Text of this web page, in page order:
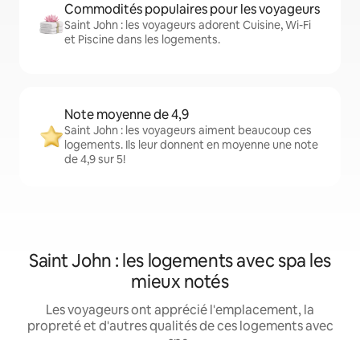
Commodités populaires pour les voyageurs
Saint John : les voyageurs adorent Cuisine, Wi-Fi
et Piscine dans les logements.
Note moyenne de 4,9
Saint John : les voyageurs aiment beaucoup ces
logements. Ils leur donnent en moyenne une note
de 4,9 sur 5!
Saint John : les logements avec spa les
mieux notés
Les voyageurs ont apprécié l'emplacement, la
propreté et d'autres qualités de ces logements avec